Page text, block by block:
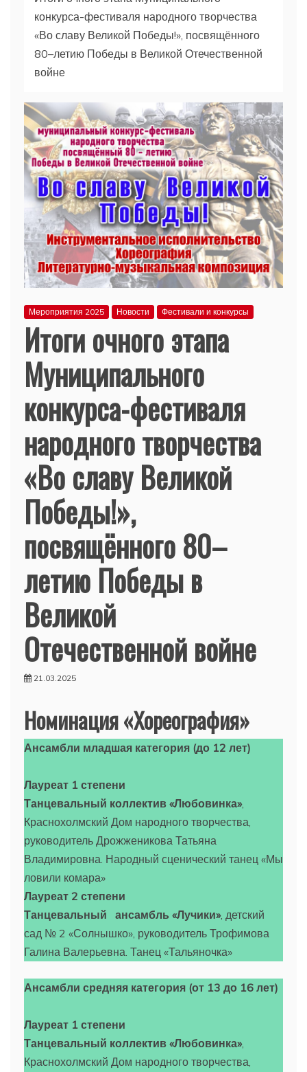
конкурса-фестиваля народного творчества
«Во славу Великой Победы!», посвящённого
80–летию Победы в Великой Отечественной
войне
Мероприятия 2025 Новости Фестивали и конкурсы
Итоги очного этапа
Муниципального
конкурса-фестиваля
народного творчества
«Во славу Великой
Победы!»,
посвящённого 80–
летию Победы в
Великой
Отечественной войне
21.03.2025
Номинация «Хореография»
Ансамбли младшая категория (до 12 лет)
Лауреат 1 степени
Танцевальный коллектив «Любовинка»,
Краснохолмский Дом народного творчества,
руководитель Дрожженикова Татьяна
Владимировна. Народный сценический танец «Мы
ловили комара»
Лауреат 2 степени
Танцевальный ансамбль «Лучики», детский
сад № 2 «Солнышко», руководитель Трофимова
Галина Валерьевна. Танец «Тальяночка»
Ансамбли средняя категория (от 13 до 16 лет)
Лауреат 1 степени
Танцевальный коллектив «Любовинка»,
Краснохолмский Дом народного творчества,